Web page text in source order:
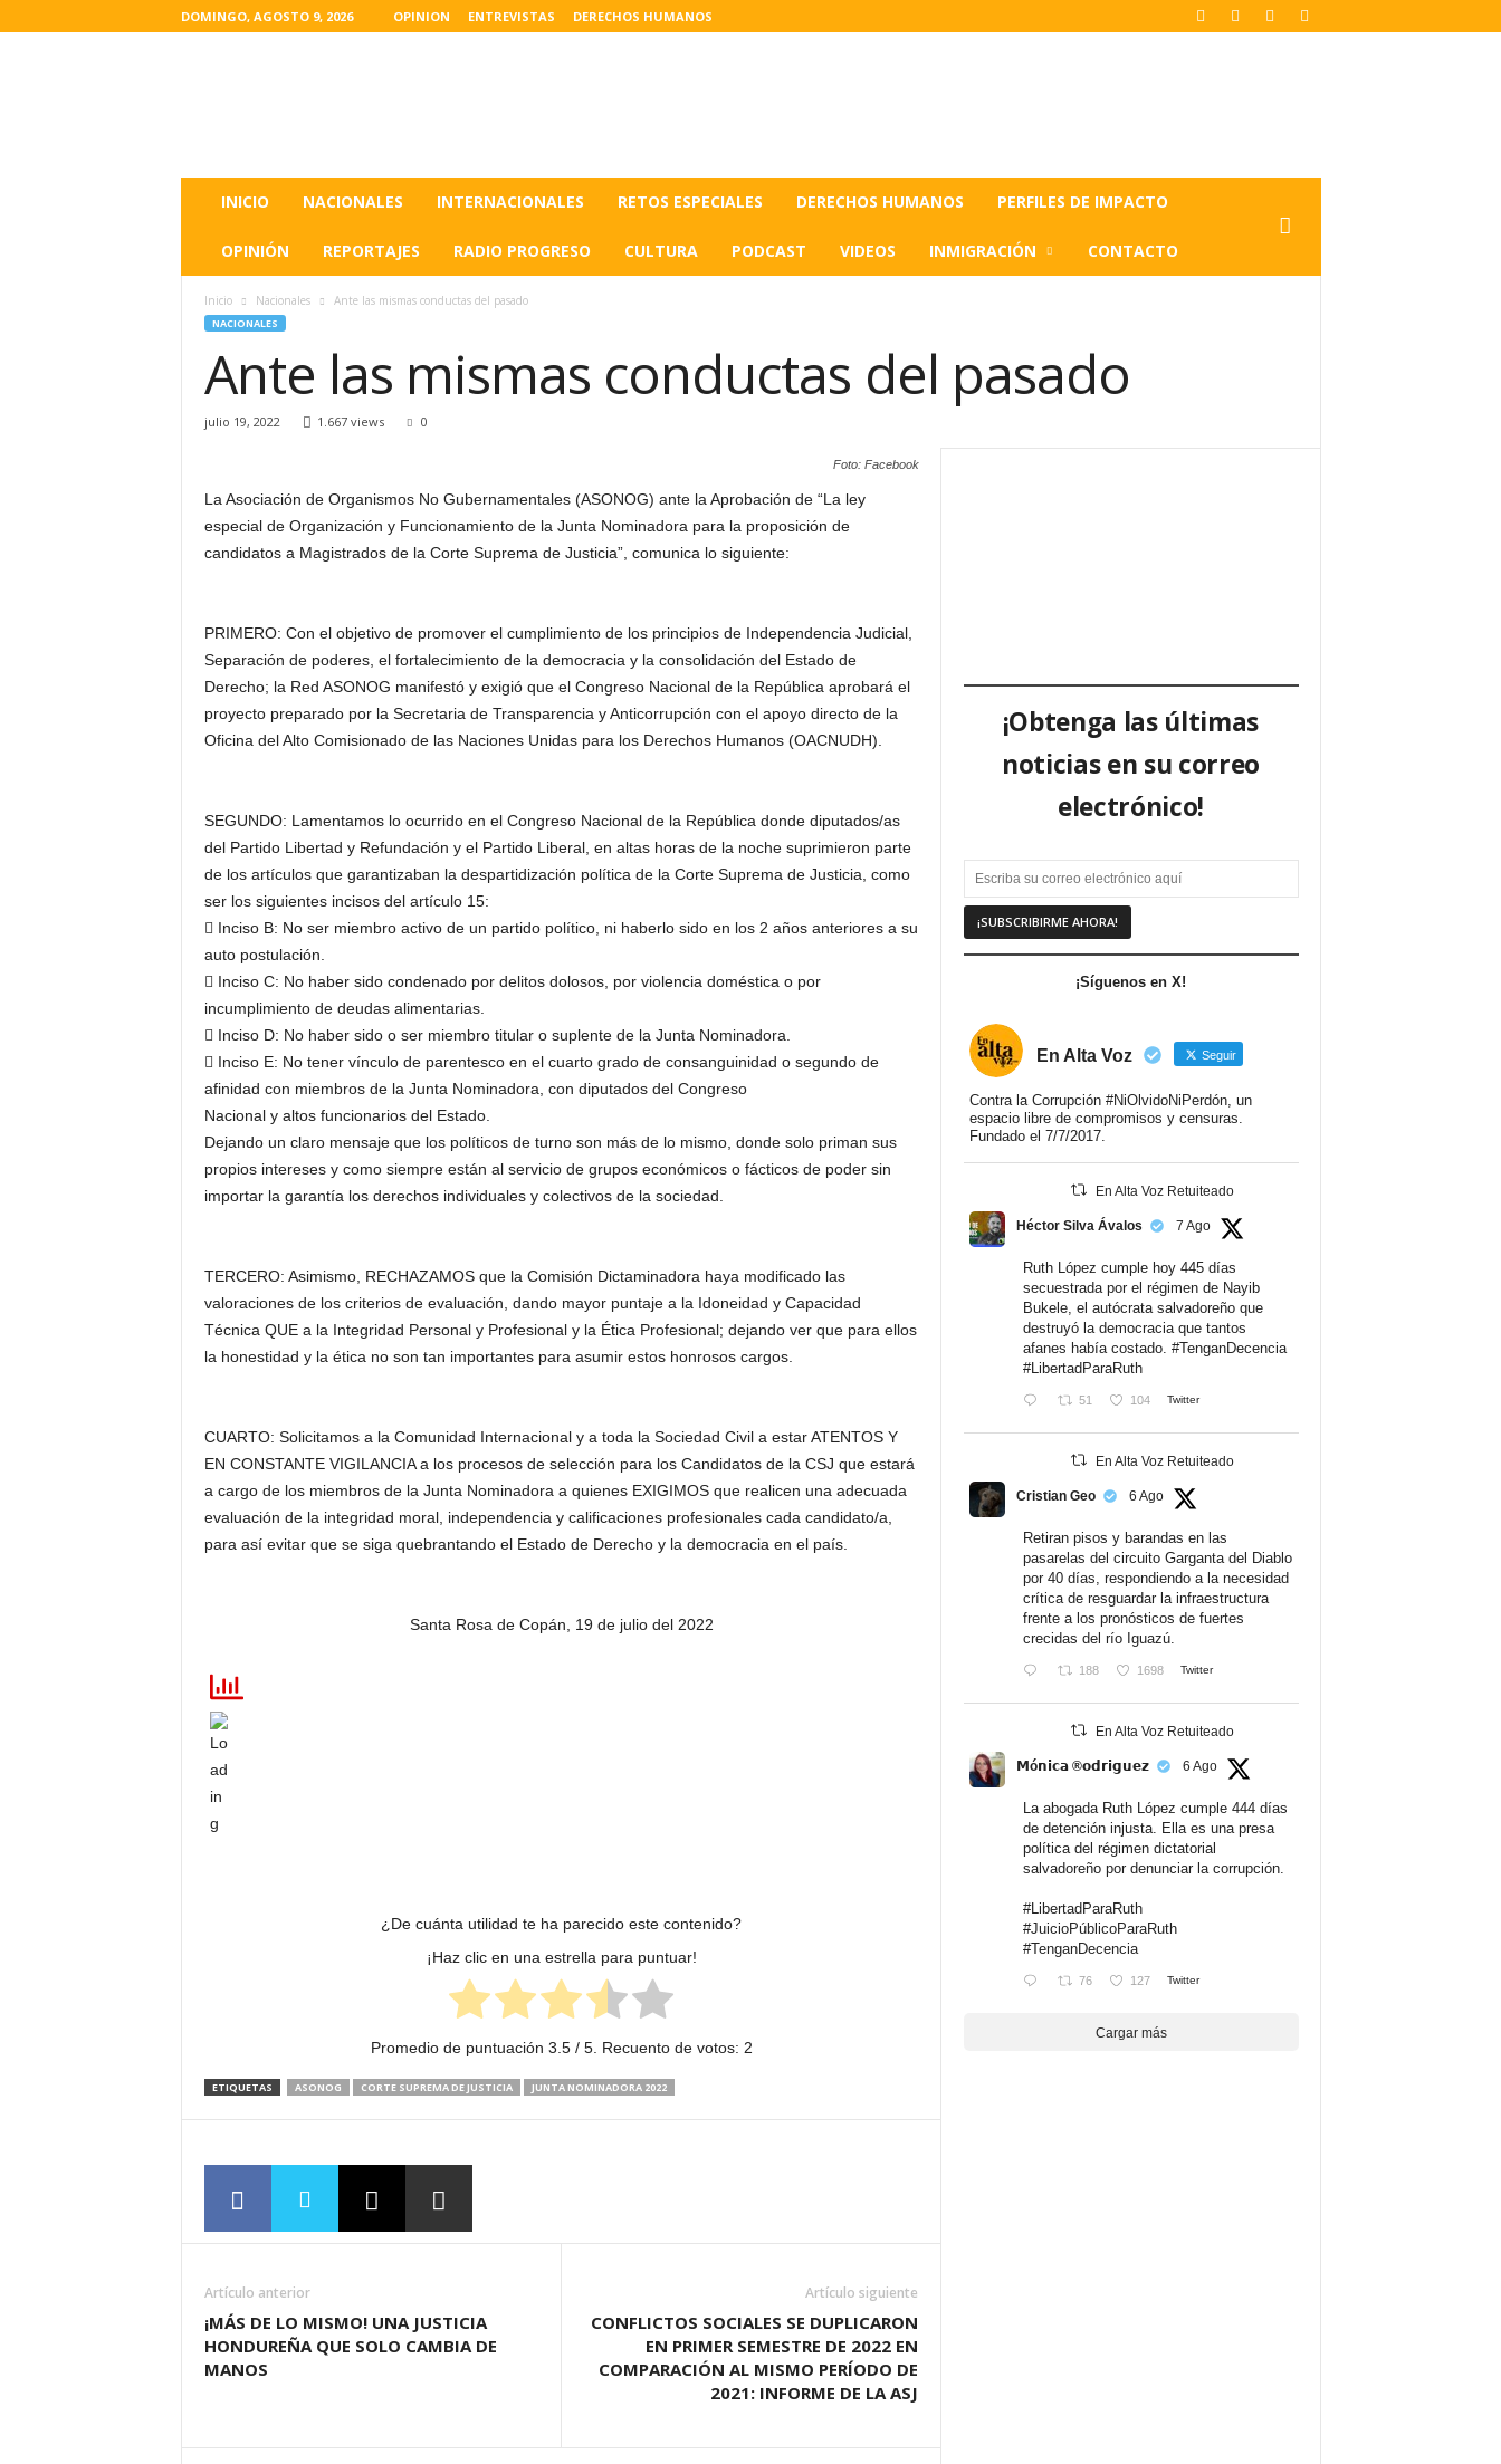
DOMINGO, AGOSTO 9, 2026 OPINION ENTREVISTAS DERECHOS HUMANOS
INICIO NACIONALES INTERNACIONALES RETOS ESPECIALES DERECHOS HUMANOS PERFILES DE IMPACTO
OPINIÓN REPORTAJES RADIO PROGRESO CULTURA PODCAST VIDEOS INMIGRACIÓN CONTACTO
Inicio Nacionales Ante las mismas conductas del pasado
NACIONALES
Ante las mismas conductas del pasado
julio 19, 2022 1.667 views 0
Foto: Facebook
La Asociación de Organismos No Gubernamentales (ASONOG) ante la Aprobación de “La ley
especial de Organización y Funcionamiento de la Junta Nominadora para la proposición de
candidatos a Magistrados de la Corte Suprema de Justicia”, comunica lo siguiente:
PRIMERO: Con el objetivo de promover el cumplimiento de los principios de Independencia Judicial,
Separación de poderes, el fortalecimiento de la democracia y la consolidación del Estado de
Derecho; la Red ASONOG manifestó y exigió que el Congreso Nacional de la República aprobará el
proyecto preparado por la Secretaria de Transparencia y Anticorrupción con el apoyo directo de la
Oficina del Alto Comisionado de las Naciones Unidas para los Derechos Humanos (OACNUDH).
SEGUNDO: Lamentamos lo ocurrido en el Congreso Nacional de la República donde diputados/as
del Partido Libertad y Refundación y el Partido Liberal, en altas horas de la noche suprimieron parte
de los artículos que garantizaban la despartidización política de la Corte Suprema de Justicia, como
ser los siguientes incisos del artículo 15:
 Inciso B: No ser miembro activo de un partido político, ni haberlo sido en los 2 años anteriores a su
auto postulación.
 Inciso C: No haber sido condenado por delitos dolosos, por violencia doméstica o por
incumplimiento de deudas alimentarias.
 Inciso D: No haber sido o ser miembro titular o suplente de la Junta Nominadora.
 Inciso E: No tener vínculo de parentesco en el cuarto grado de consanguinidad o segundo de
afinidad con miembros de la Junta Nominadora, con diputados del Congreso
Nacional y altos funcionarios del Estado.
Dejando un claro mensaje que los políticos de turno son más de lo mismo, donde solo priman sus
propios intereses y como siempre están al servicio de grupos económicos o fácticos de poder sin
importar la garantía los derechos individuales y colectivos de la sociedad.
TERCERO: Asimismo, RECHAZAMOS que la Comisión Dictaminadora haya modificado las
valoraciones de los criterios de evaluación, dando mayor puntaje a la Idoneidad y Capacidad
Técnica QUE a la Integridad Personal y Profesional y la Ética Profesional; dejando ver que para ellos
la honestidad y la ética no son tan importantes para asumir estos honrosos cargos.
CUARTO: Solicitamos a la Comunidad Internacional y a toda la Sociedad Civil a estar ATENTOS Y
EN CONSTANTE VIGILANCIA a los procesos de selección para los Candidatos de la CSJ que estará
a cargo de los miembros de la Junta Nominadora a quienes EXIGIMOS que realicen una adecuada
evaluación de la integridad moral, independencia y calificaciones profesionales cada candidato/a,
para así evitar que se siga quebrantando el Estado de Derecho y la democracia en el país.
Santa Rosa de Copán, 19 de julio del 2022
¿De cuánta utilidad te ha parecido este contenido?
¡Haz clic en una estrella para puntuar!
Promedio de puntuación 3.5/ 5. Recuento de votos: 2
ETIQUETAS ASONOG CORTE SUPREMA DE JUSTICIA JUNTA NOMINADORA 2022
Artículo anterior
¡MÁS DE LO MISMO! UNA JUSTICIA
HONDUREÑA QUE SOLO CAMBIA DE
MANOS
Artículo siguiente
CONFLICTOS SOCIALES SE DUPLICARON
EN PRIMER SEMESTRE DE 2022 EN
COMPARACIÓN AL MISMO PERÍODO DE
2021: INFORME DE LA ASJ
¡Obtenga las últimas
noticias en su correo
electrónico!
¡Síguenos en X!
En Alta Voz Seguir
Contra la Corrupción #NiOlvidoNiPerdón, un
espacio libre de compromisos y censuras.
Fundado el 7/7/2017.
En Alta Voz Retuiteado
Héctor Silva Ávalos 7 Ago
Ruth López cumple hoy 445 días
secuestrada por el régimen de Nayib
Bukele, el autócrata salvadoreño que
destruyó la democracia que tantos
afanes había costado. #TenganDecencia
#LibertadParaRuth
51 104 Twitter
En Alta Voz Retuiteado
Cristian Geo 6 Ago
Retiran pisos y barandas en las
pasarelas del circuito Garganta del Diablo
por 40 días, respondiendo a la necesidad
crítica de resguardar la infraestructura
frente a los pronósticos de fuertes
crecidas del río Iguazú.
188 1698 Twitter
En Alta Voz Retuiteado
𝗠ó𝗻𝗶𝗰𝗮 ®𝗼𝗱𝗿𝗶𝗴𝘂𝗲𝘇 6 Ago
La abogada Ruth López cumple 444 días
de detención injusta. Ella es una presa
política del régimen dictatorial
salvadoreño por denunciar la corrupción.
#LibertadParaRuth
#JuicioPúblicoParaRuth
#TenganDecencia
76 127 Twitter
Cargar más